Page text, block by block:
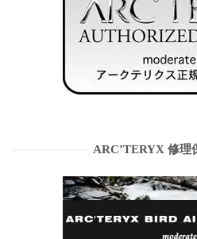
ARC’TERYX 修理